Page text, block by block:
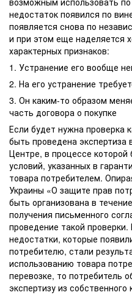
недостаток появился по
появляется снова по
и при этом еще наделяется
характерных признаков:
1. Устранение его вообще
2. На его устранение
3. Он каким-то образом
часть договора о покупке
Если будет нужна проверка
быть проведена
Центре, в процессе
условий, указанных в
товара потребителем.
Украины «О защите прав
быть организована в
получения письменного
проведение такой
недостатки, которые
потребителю, стали
использованию товара
перевозке, то потребитель
экспертизу из собственного